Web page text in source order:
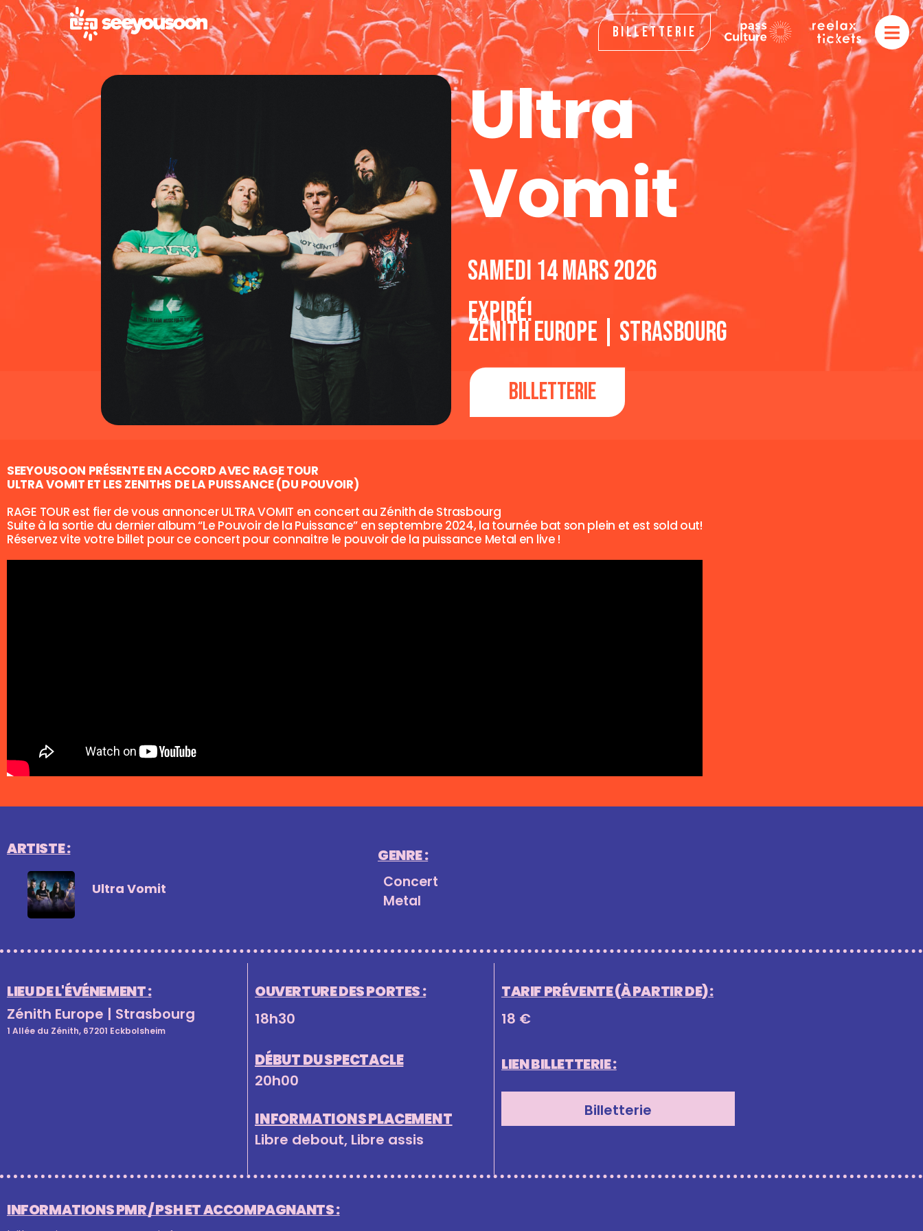
Billetterie
Ultra
Vomit
samedi 14 mars 2026
Expiré!
Zénith Europe | Strasbourg
Billetterie
SEEYOUSOON PRÉSENTE EN ACCORD AVEC RAGE TOUR
ULTRA VOMIT ET LES ZENITHS DE LA PUISSANCE (DU POUVOIR)
RAGE TOUR est fier de vous annoncer ULTRA VOMIT en concert au Zénith de Strasbourg
Suite à la sortie du dernier album “Le Pouvoir de la Puissance” en septembre 2024, la tournée bat son plein et est sold out!
Réservez vite votre billet pour ce concert pour connaitre le pouvoir de la puissance Metal en live !
ARTISTE :
Ultra Vomit
GENRE :
Concert
Metal
LIEU DE L'ÉVÉNEMENT :
Zénith Europe | Strasbourg
1 Allée du Zénith, 67201 Eckbolsheim
OUVERTURE DES PORTES :
18h30
DÉBUT DU SPECTACLE
20h00
INFORMATIONS PLACEMENT
Libre debout, Libre assis
TARIF PRÉVENTE (À PARTIR DE) :
18 €
LIEN BILLETTERIE :
Billetterie
INFORMATIONS PMR / PSH ET ACCOMPAGNANTS :